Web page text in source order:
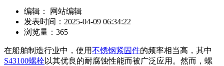
编辑： 网站编辑
发表时间：2025-04-09 06:34:22
浏览量：365
在船舶制造行业中，使用不锈钢紧固件的频率相当高，其中
S43100螺栓以其优良的耐腐蚀性能而被广泛应用。然而，螺